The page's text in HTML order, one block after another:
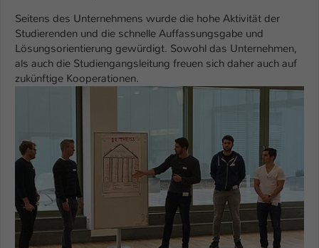
Seitens des Unternehmens wurde die hohe Aktivität der
Studierenden und die schnelle Auffassungsgabe und
Lösungsorientierung gewürdigt. Sowohl das Unternehmen,
als auch die Studiengangsleitung freuen sich daher auch auf
zukünftige Kooperationen.